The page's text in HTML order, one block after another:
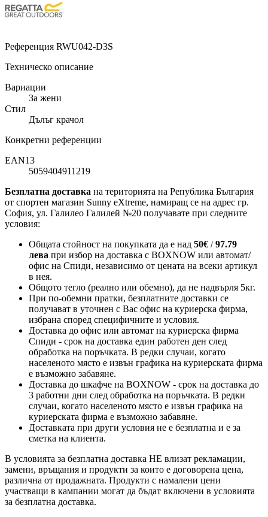
Референция RWU042-D3S
Техническо описание
Вариации
За жени
Стил
Дълъг крачол
Конкретни референции
EAN13
5059404911219
Безплатна доставка на територията на Република България
от спортен магазин Sunny eXtreme, намиращ се на адрес гр.
София, ул. Галилео Галилей №20 получавате при следните
условия:
Общата стойност на покупката да е над 50€ / 97.79
лева при избор на доставка с BOXNOW или автомат/
офис на Спиди, независимо от цената на всеки артикул
в нея.
Общото тегло (реално или обемно), да не надвърля 5кг.
При по-обемни пратки, безплатните доставки се
получават в уточнен с Вас офис на куриерска фирма,
избрана според специфичните и условия.
Доставка до офис или автомат на куриерска фирма
Спиди - срок на доставка един работен ден след
обработка на поръчката. В редки случаи, когато
населеното място е извън графика на куриерската фирма
е възможно забавяне.
Доставка до шкафче на BOXNOW - срок на доставка до
3 работни дни след обработка на поръчката. В редки
случаи, когато населеното място е извън графика на
куриерската фирма е възможно забавяне.
Доставката при други условия не е безплатна и е за
сметка на клиента.
В условията за безплатна доставка НЕ влизат рекламации,
замени, връщания и продукти за които е договорена цена,
различна от продажната. Продукти с намалени цени
участващи в кампании могат да бъдат включени в условията
за безплатна доставка.